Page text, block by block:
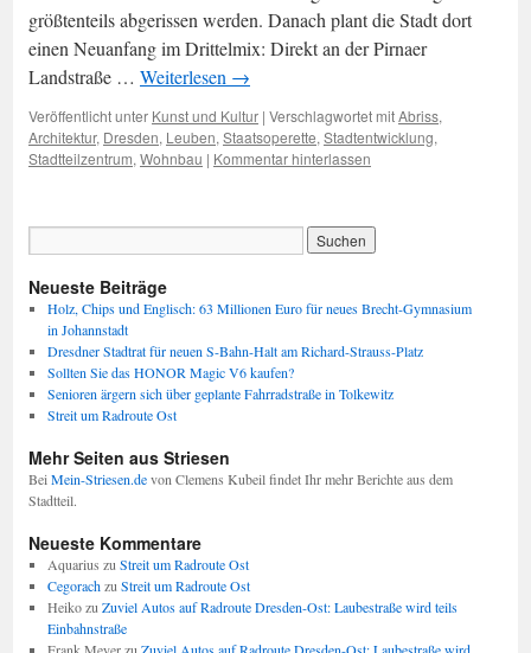
größtenteils abgerissen werden. Danach plant die Stadt dort
einen Neuanfang im Drittelmix: Direkt an der Pirnaer
Landstraße … Weiterlesen →
Veröffentlicht unter Kunst und Kultur | Verschlagwortet mitAbriss,
Architektur, Dresden, Leuben, Staatsoperette, Stadtentwicklung,
Stadtteilzentrum, Wohnbau | Kommentar hinterlassen
Neueste Beiträge
Holz, Chips und Englisch: 63 Millionen Euro für neues Brecht-Gymnasium
in Johannstadt
Dresdner Stadtrat für neuen S-Bahn-Halt am Richard-Strauss-Platz
Sollten Sie das HONOR Magic V6 kaufen?
Senioren ärgern sich über geplante Fahrradstraße in Tolkewitz
Streit um Radroute Ost
Mehr Seiten aus Striesen
Bei Mein-Striesen.devon Clemens Kubeil findet Ihr mehr Berichte aus dem
Stadtteil.
Neueste Kommentare
Aquarius zu Streit um Radroute Ost
Cegorachzu Streit um Radroute Ost
Heikozu Zuviel Autos auf Radroute Dresden-Ost: Laubestraße wird teils
Einbahnstraße